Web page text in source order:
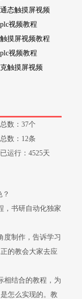
态触摸屏视频
视频教程
摸屏视频教程
视频教程
触摸屏视频
数：37个
数：12条
运行：4525天
，书研自动化独家
度制作，告诉学习
的教会大家去应
相结合的教程，为
怎么实现的。教